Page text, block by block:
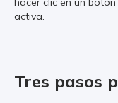
activa.
Tres pasos